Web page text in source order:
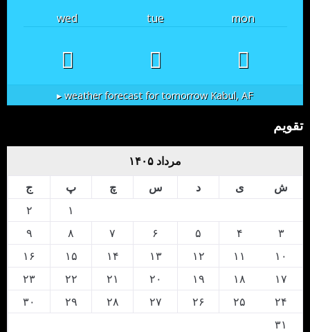
mon
tue
wed
Kabul, AF
weather forecast for tomorrow ▸
تقویم
مرداد ۱۴۰۵
ش
ی د س چ پ
ج
۱
۲
۳
۴ ۵ ۶ ۷ ۸
۹
۱۰
۱۱ ۱۲ ۱۳ ۱۴ ۱۵
۱۶
۱۷
۱۸ ۱۹ ۲۰ ۲۱ ۲۲
۲۳
۲۴
۲۵ ۲۶ ۲۷ ۲۸ ۲۹
۳۰
۳۱